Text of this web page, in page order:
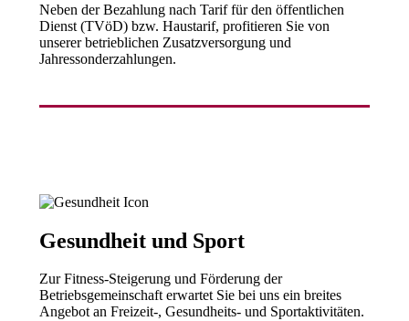
Neben der Bezahlung nach Tarif für den öffentlichen
Dienst (TVöD) bzw. Haustarif, profitieren Sie von
unserer betrieblichen Zusatzversorgung und
Jahressonderzahlungen.
Gesundheit und Sport
Zur Fitness-Steigerung und Förderung der
Betriebsgemeinschaft erwartet Sie bei uns ein breites
Angebot an Freizeit-, Gesundheits- und Sportaktivitäten.